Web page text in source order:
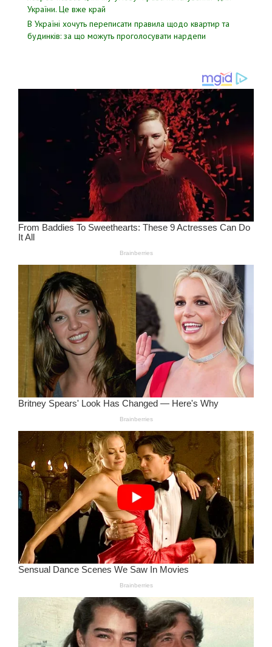
Укpаїни. Цe вже кpай
В Україні хочуть переписати правила щодо квартир та
будинків: за що можуть проголосувати нардепи